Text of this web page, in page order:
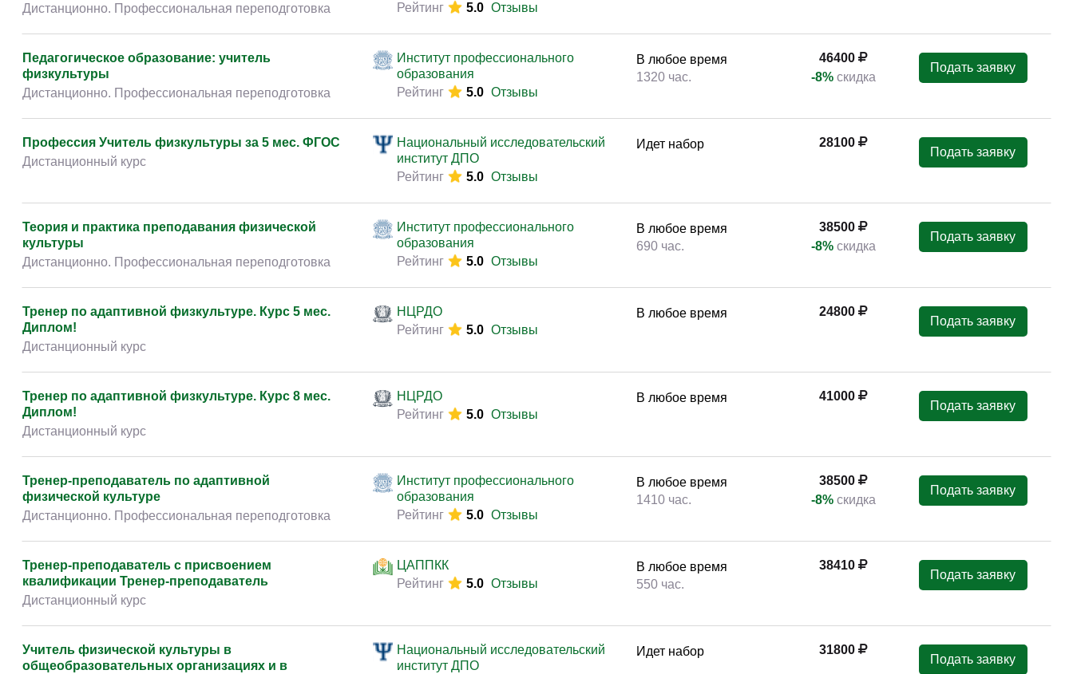
Дистанционно. Профессиональная переподготовка
Рейтинг
5.0 Отзывы
Педагогическое образование: учитель
физкультуры
Дистанционно. Профессиональная переподготовка
Институт профессионального
образования
Рейтинг
5.0 Отзывы
В любое время
1320 час.
46400
-8% скидка
Подать заявку
Профессия Учитель физкультуры за 5 мес. ФГОС
Дистанционный курс
Национальный исследовательский
институт ДПО
Рейтинг
5.0 Отзывы
Идет набор 28100
Подать заявку
Теория и практика преподавания физической
культуры
Дистанционно. Профессиональная переподготовка
Институт профессионального
образования
Рейтинг
5.0 Отзывы
В любое время
690 час.
38500
-8% скидка
Подать заявку
Тренер по адаптивной физкультуре. Курс 5 мес.
Диплом!
Дистанционный курс
НЦРДО
Рейтинг
5.0 Отзывы
В любое время 24800
Подать заявку
Тренер по адаптивной физкультуре. Курс 8 мес.
Диплом!
Дистанционный курс
НЦРДО
Рейтинг
5.0 Отзывы
В любое время 41000
Подать заявку
Тренер-преподаватель по адаптивной
физической культуре
Дистанционно. Профессиональная переподготовка
Институт профессионального
образования
Рейтинг
5.0 Отзывы
В любое время
1410 час.
38500
-8% скидка
Подать заявку
Тренер-преподаватель с присвоением
квалификации Тренер-преподаватель
Дистанционный курс
ЦАППКК
Рейтинг
5.0 Отзывы
В любое время
550 час.
38410
Подать заявку
Учитель физической культуры в
общеобразовательных организациях и в
Национальный исследовательский
институт ДПО
Идет набор 31800
Подать заявку